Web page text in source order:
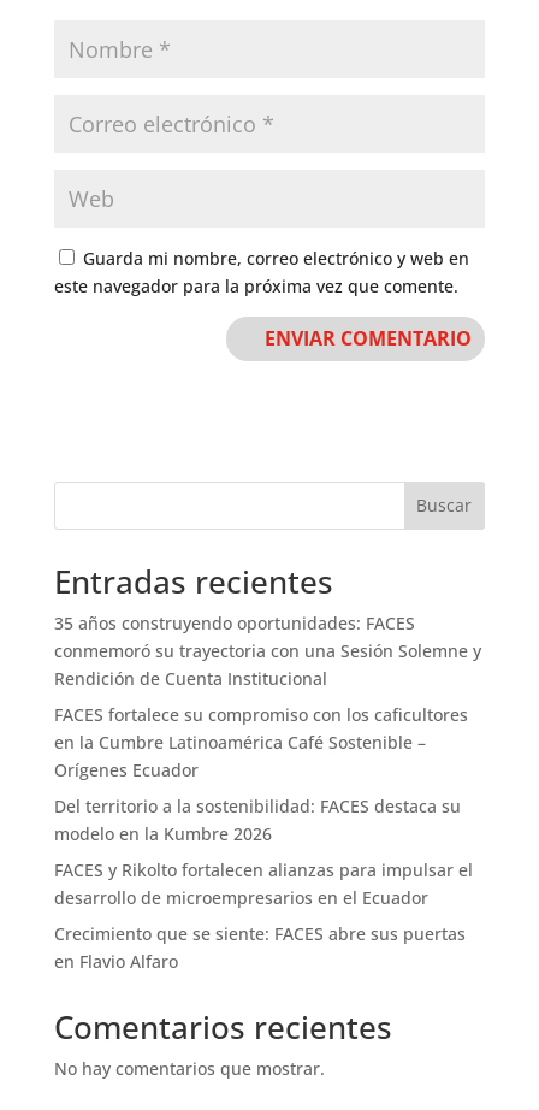
Guarda mi nombre, correo electrónico y web en
este navegador para la próxima vez que comente.
Buscar
Entradas recientes
35 años construyendo oportunidades: FACES
conmemoró su trayectoria con una Sesión Solemne y
Rendición de Cuenta Institucional
FACES fortalece su compromiso con los caficultores
en la Cumbre Latinoamérica Café Sostenible –
Orígenes Ecuador
Del territorio a la sostenibilidad: FACES destaca su
modelo en la Kumbre 2026
FACES y Rikolto fortalecen alianzas para impulsar el
desarrollo de microempresarios en el Ecuador
Crecimiento que se siente: FACES abre sus puertas
en Flavio Alfaro
Comentarios recientes
No hay comentarios que mostrar.